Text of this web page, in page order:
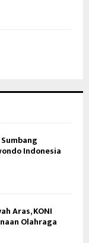
Indonesia
Aras, KONI
Olahraga